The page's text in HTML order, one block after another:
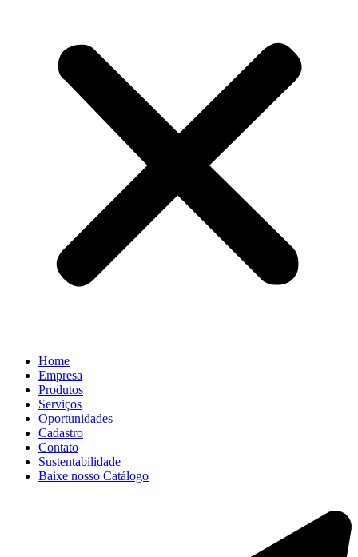
Home
Empresa
Produtos
Serviços
Oportunidades
Cadastro
Contato
Sustentabilidade
Baixe nosso Catálogo